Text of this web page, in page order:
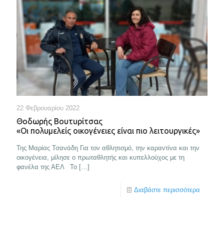
22 Φεβρουαρίου 2022
Θοδωρής Βουτυρίτσας
«Οι πολυμελείς οικογένειες είναι πιο λειτουργικές»
Της Μαρίας Τσανάδη Για τον αθλητισμό, την καραντίνα και την
οικογένεια, μίλησε ο πρωταθλητής και κυπελλούχος με τη
φανέλα της ΑΕΛ Το […]
Διαβάστε περισσότερα